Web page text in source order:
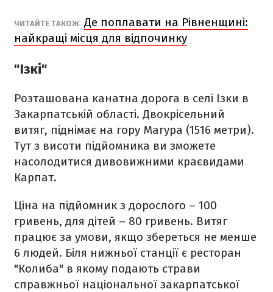
ЧИТАЙТЕ ТАКОЖ Де поплавати на Рівненщині:
найкращі місця для відпочинку
"Ізкі"
Розташована канатна дорога в селі Ізки в
Закарпатській області. Двокрісельний
витяг, піднімає на гору Магура (1516 метри).
Тут з висоти підйомника ви зможете
насолодитися дивовижними краєвидами
Карпат.
Ціна на підйомник з дорослого – 100
гривень, для дітей – 80 гривень. Витяг
працює за умови, якщо збереться не менше
6 людей. Біля нижньої станції є ресторан
"Колиба" в якому подають страви
справжньої національної закарпатської